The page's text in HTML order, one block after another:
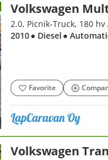
Volkswagen
2.0, Picnik-Truck, 180
2010● Diesel ●
Favorite
Volkswagen